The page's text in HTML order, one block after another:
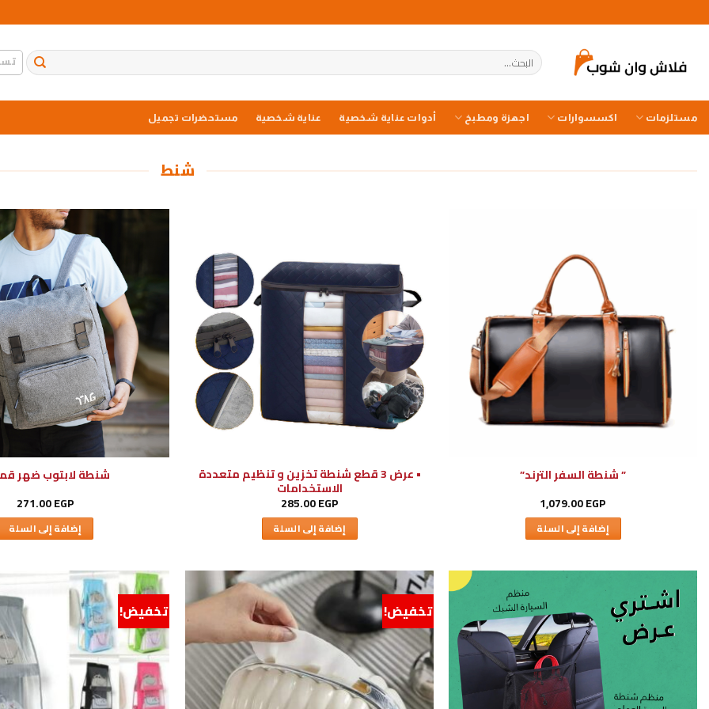
للمحتوى
البحث
عن:
مستلزمات اكسسوارات اجهزة ومطبخ أدوات عناية شخصية عناية شخصية مستحضرات تجميل
شنط
” شنطة السفر الترند”
1,079.00EGP
إضافة إلى السلة
• عرض 3 قطع شنطة تخزين و تنظيم متعددة
الاستخدامات
285.00EGP
إضافة إلى السلة
شنطة لابتوب ضهر
271.00EGP
إضافة إلى السلة
تخفيض! تخفيض!